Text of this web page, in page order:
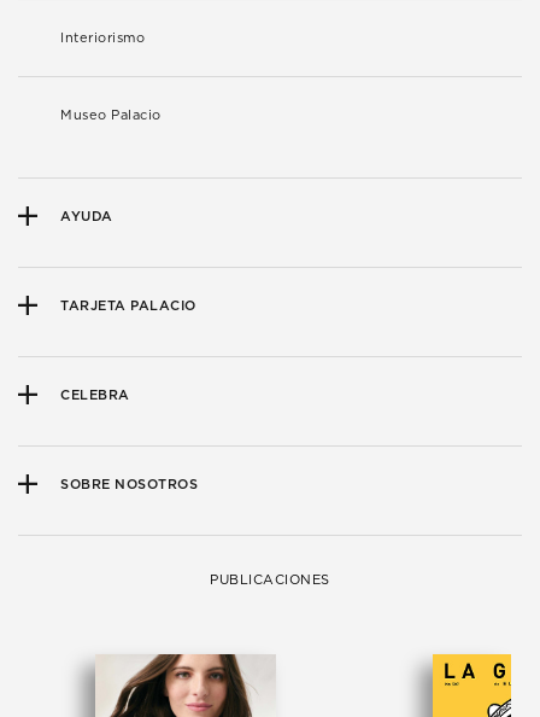
Interiorismo
Museo Palacio
AYUDA
TARJETA PALACIO
CELEBRA
SOBRE NOSOTROS
PUBLICACIONES